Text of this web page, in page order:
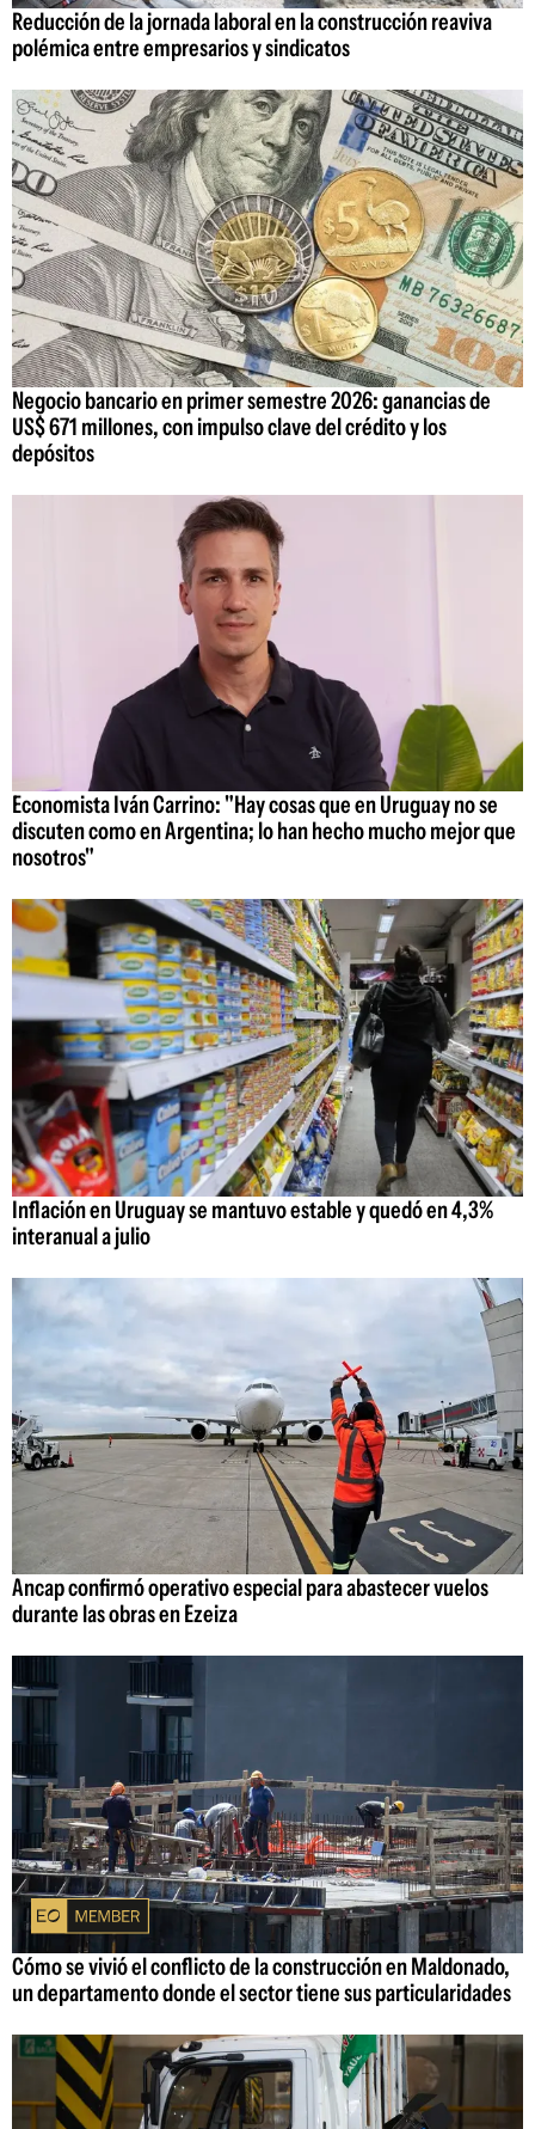
Reducción de la jornada laboral en la construcción reaviva
polémica entre empresarios y sindicatos
Negocio bancario en primer semestre 2026: ganancias de
US$ 671 millones, con impulso clave del crédito y los
depósitos
Economista Iván Carrino: "Hay cosas que en Uruguay no se
discuten como en Argentina; lo han hecho mucho mejor que
nosotros"
Inflación en Uruguay se mantuvo estable y quedó en 4,3%
interanual a julio
Ancap confirmó operativo especial para abastecer vuelos
durante las obras en Ezeiza
Cómo se vivió el conflicto de la construcción en Maldonado,
un departamento donde el sector tiene sus particularidades